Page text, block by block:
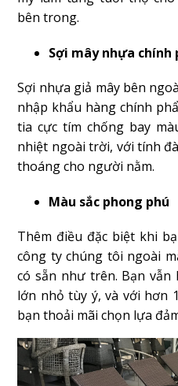
bên trong.
Sợi mây nhựa chính
Sợi nhựa giả mây bên
nhập khẩu hàng chính
tia cực tím chống bay
nhiệt ngoài trời, với tính
thoáng cho người nằm.
Màu sắc phong phú
Thêm điều đặc biệt khi
công ty chúng tôi ngoài
có sẵn như trên. Bạn
lớn nhỏ tùy ý, và với hơn
bạn thoải mãi chọn lựa